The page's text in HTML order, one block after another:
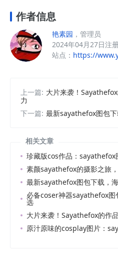
作者信息
艳素园 ，管理员
2024年04月27日注
站点： https://
上一篇: 大片来袭！
力
下一篇: 最新sayathefox图包
相关文章
珍藏版cos作品：sayathefox
素颜sayathefox的摄影之旅
最新sayathefox图包下载，
必备coser神器sayathefox图
选
大片来袭！Sayathefox的作
原汁原味的cosplay图片：